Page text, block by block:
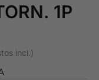
1P